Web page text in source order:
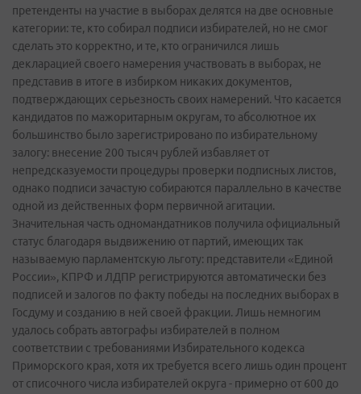
претенденты на участие в выборах делятся на две основные
категории: те, кто собирал подписи избирателей, но не смог
сделать это корректно, и те, кто ограничился лишь
декларацией своего намерения участвовать в выборах, не
представив в итоге в избирком никаких документов,
подтверждающих серьезность своих намерений. Что касается
кандидатов по мажоритарным округам, то абсолютное их
большинство было зарегистрировано по избирательному
залогу: внесение 200 тысяч рублей избавляет от
непредсказуемости процедуры проверки подписных листов,
однако подписи зачастую собираются параллельно в качестве
одной из действенных форм первичной агитации.
Значительная часть одномандатников получила официальный
статус благодаря выдвижению от партий, имеющих так
называемую парламентскую льготу: представители «Единой
России», КПРФ и ЛДПР регистрируются автоматически без
подписей и залогов по факту победы на последних выборах в
Госдуму и созданию в ней своей фракции. Лишь немногим
удалось собрать автографы избирателей в полном
соответствии с требованиями Избирательного кодекса
Приморского края, хотя их требуется всего лишь один процент
от списочного числа избирателей округа - примерно от 600 до